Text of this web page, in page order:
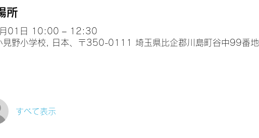
所
01日 10:00 – 12:30
見野小学校, 日本、〒350-0111 埼玉県比企郡川島町谷中99番地
すべて表示